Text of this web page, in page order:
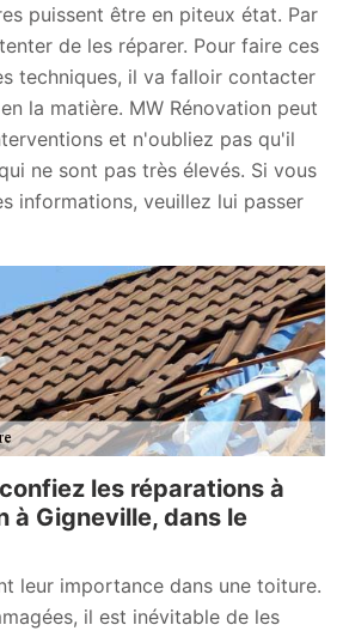
puissent être en piteux état. Par
de les réparer. Pour faire ces
techniques, il va falloir contacter
la matière. MW Rénovation peut
et n'oubliez pas qu'il
ne sont pas très élevés. Si vous
informations, veuillez lui passer
les réparations à
à Gigneville, dans le
leur importance dans une toiture.
il est inévitable de les